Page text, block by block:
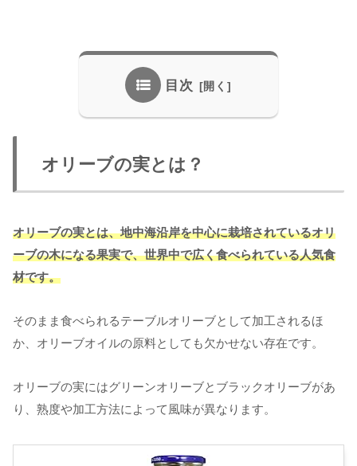
目次
オリーブの実とは？
オリーブの実とは、地中海沿岸を中心に栽培されているオリ
ーブの木になる果実で、世界中で広く食べられている人気食
材です。
そのまま食べられるテーブルオリーブとして加工されるほ
か、オリーブオイルの原料としても欠かせない存在です。
オリーブの実にはグリーンオリーブとブラックオリーブがあ
り、熟度や加工方法によって風味が異なります。